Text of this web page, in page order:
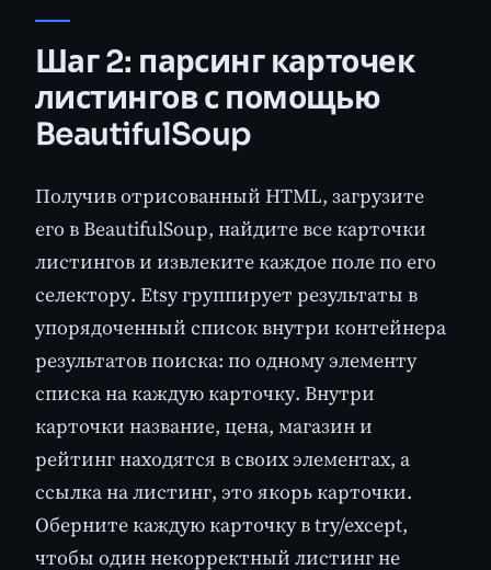
Шаг 2: парсинг карточек
листингов с помощью
BeautifulSoup
Получив отрисованный HTML, загрузите
его в BeautifulSoup, найдите все карточки
листингов и извлеките каждое поле по его
селектору. Etsy группирует результаты в
упорядоченный список внутри контейнера
результатов поиска: по одному элементу
списка на каждую карточку. Внутри
карточки название, цена, магазин и
рейтинг находятся в своих элементах, а
ссылка на листинг, это якорь карточки.
Оберните каждую карточку в try/except,
чтобы один некорректный листинг не